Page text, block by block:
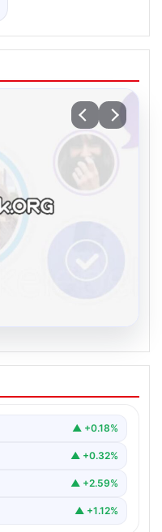
Dijital İletişimin
Deneyimi
ifade etmektedir.
▲ +0.18%
▲ +0.32%
▲ +2.59%
▲ +1.12%